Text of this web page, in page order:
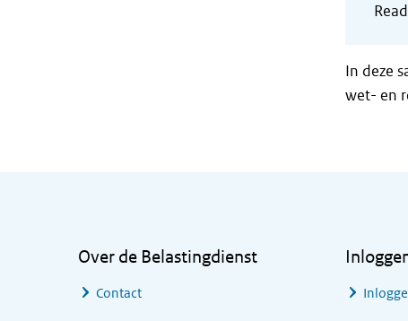
In deze
wet- en
Over de Belastingdienst
Contact